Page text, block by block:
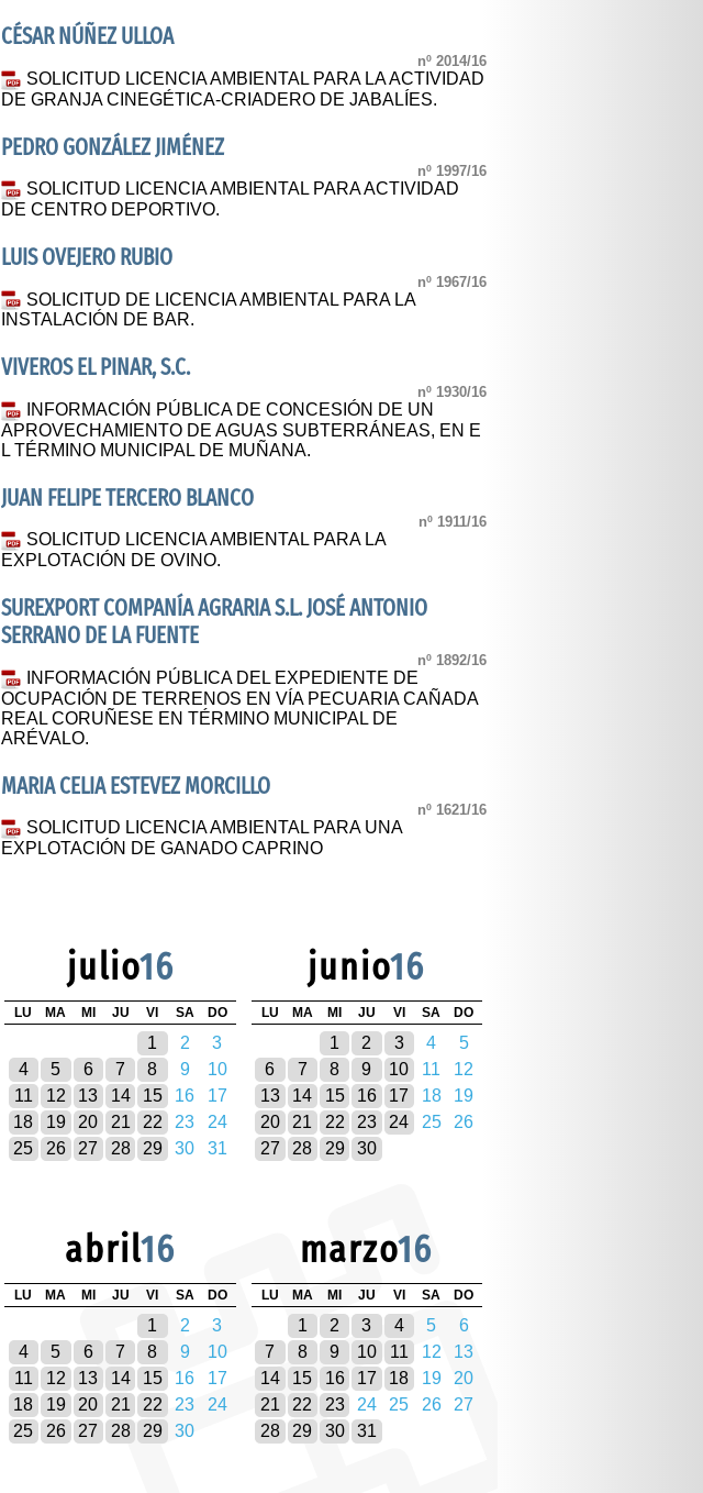
CÉSAR NÚÑEZ ULLOA
nº 2014/16
SOLICITUD LICENCIA AMBIENTAL PARA LA ACTIVIDAD
DE GRANJA CINEGÉTICA-CRIADERO DE JABALÍES.
PEDRO GONZÁLEZ JIMÉNEZ
nº 1997/16
SOLICITUD LICENCIA AMBIENTAL PARA ACTIVIDAD
DE CENTRO DEPORTIVO.
LUIS OVEJERO RUBIO
nº 1967/16
SOLICITUD DE LICENCIA AMBIENTAL PARA LA
INSTALACIÓN DE BAR.
VIVEROS EL PINAR, S.C.
nº 1930/16
INFORMACIÓN PÚBLICA DE CONCESIÓN DE UN
APROVECHAMIENTO DE AGUAS SUBTERRÁNEAS, EN E
L TÉRMINO MUNICIPAL DE MUÑANA.
JUAN FELIPE TERCERO BLANCO
nº 1911/16
SOLICITUD LICENCIA AMBIENTAL PARA LA
EXPLOTACIÓN DE OVINO.
SUREXPORT COMPANÍA AGRARIA S.L. JOSÉ ANTONIO
SERRANO DE LA FUENTE
nº 1892/16
INFORMACIÓN PÚBLICA DEL EXPEDIENTE DE
OCUPACIÓN DE TERRENOS EN VÍA PECUARIA CAÑADA
REAL CORUÑESE EN TÉRMINO MUNICIPAL DE
ARÉVALO.
MARIA CELIA ESTEVEZ MORCILLO
nº 1621/16
SOLICITUD LICENCIA AMBIENTAL PARA UNA
EXPLOTACIÓN DE GANADO CAPRINO
julio16
LU MA MI JU VI SA DO
1 2
3
4
5 6 7 8 9
10
11
12 13 14 15 16
17
18
19 20 21 22 23
24
25
26 27 28 29 30 31
junio16
LU MA MI JU VI SA DO
1 2 3 4
5
6
7 8 9 10 11
12
13
14 15 16 17 18
19
20
21 22 23 24 25
26
27
28 29 30
abril16
LU MA MI JU VI SA DO
1 2
3
4
5 6 7 8 9
10
11
12 13 14 15 16
17
18
19 20 21 22 23
24
25
26 27 28 29 30
marzo16
LU MA MI JU VI SA DO
1 2 3 4 5
6
7
8 9 10 11 12
13
14
15 16 17 18 19
20
21
22 23 24 25 26
27
28
29 30 31